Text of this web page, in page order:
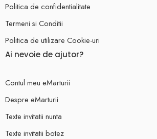
Politica de confidentialitate
Termeni si Conditii
Politica de utilizare Cookie-uri
Ai nevoie de ajutor?
Contul meu eMarturii
Despre eMarturii
Texte invitatii nunta
Texte invitatii botez